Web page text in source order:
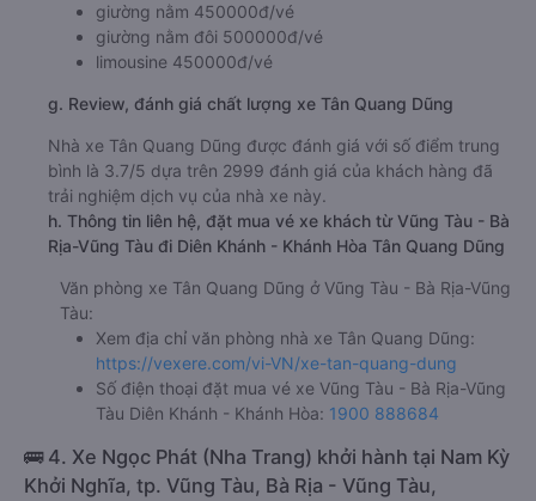
giường nằm 450000đ/vé
giường nằm đôi 500000đ/vé
limousine 450000đ/vé
g. Review, đánh giá chất lượng xe Tân Quang Dũng
Nhà xe Tân Quang Dũng được đánh giá với số điểm trung
bình là 3.7/5 dựa trên 2999 đánh giá của khách hàng đã
trải nghiệm dịch vụ của nhà xe này.
h. Thông tin liên hệ, đặt mua vé xe khách từ Vũng Tàu - Bà
Rịa-Vũng Tàu đi Diên Khánh - Khánh Hòa Tân Quang Dũng
Văn phòng xe Tân Quang Dũng ở Vũng Tàu - Bà Rịa-Vũng
Tàu:
Xem địa chỉ văn phòng nhà xe Tân Quang Dũng:
https://vexere.com/vi-VN/xe-tan-quang-dung
Số điện thoại đặt mua vé xe Vũng Tàu - Bà Rịa-Vũng
Tàu Diên Khánh - Khánh Hòa: 1900 888684
🚌 4. Xe Ngọc Phát (Nha Trang) khởi hành tại Nam Kỳ
Khởi Nghĩa, tp. Vũng Tàu, Bà Rịa - Vũng Tàu,